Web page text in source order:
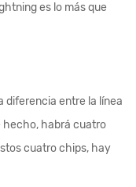
es lo más que
diferencia entre la línea
hecho, habrá cuatro
cuatro chips, hay